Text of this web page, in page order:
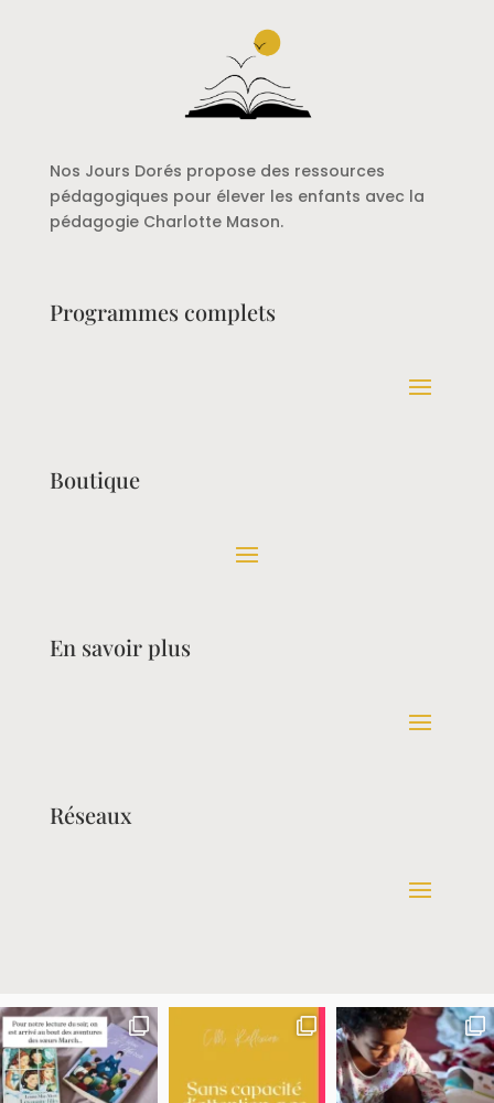
Nos Jours Dorés propose des ressources
pédagogiques pour élever les enfants avec la
pédagogie Charlotte Mason.
Programmes complets
Boutique
En savoir plus
Réseaux